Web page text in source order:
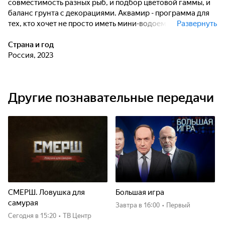
совместимость разных рыб, и подбор цветовой гаммы, и
баланс грунта с декорациями. Аквамир - программа для
тех, кто хочет не просто иметь мини-водоемы в доме, а
пространствах аквариума.
Развернуть
Страна и год
Россия, 2023
Другие познавательные передачи
СМЕРШ. Ловушка для
самурая
Сегодня в 15:20 • ТВ Центр
Большая игра
Завтра в 16:00 • Первый